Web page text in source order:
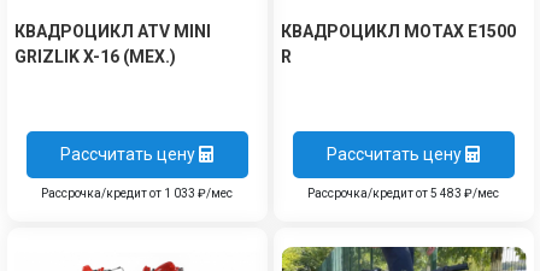
КВАДРОЦИКЛ ATV MINI
GRIZLIK X-16 (МЕХ.)
Рассчитать цену
Рассрочка/кредит от 1 033 ₽/мес
КВАДРОЦИКЛ MOTAX E1500
R
Рассчитать цену
Рассрочка/кредит от 5 483 ₽/мес